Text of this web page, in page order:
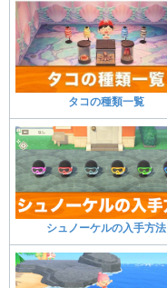
タコの種類一覧
シュノーケルの入手方法